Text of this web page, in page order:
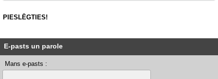
PIESLĒGTIES!
E-pasts un parole
Mans e-pasts :